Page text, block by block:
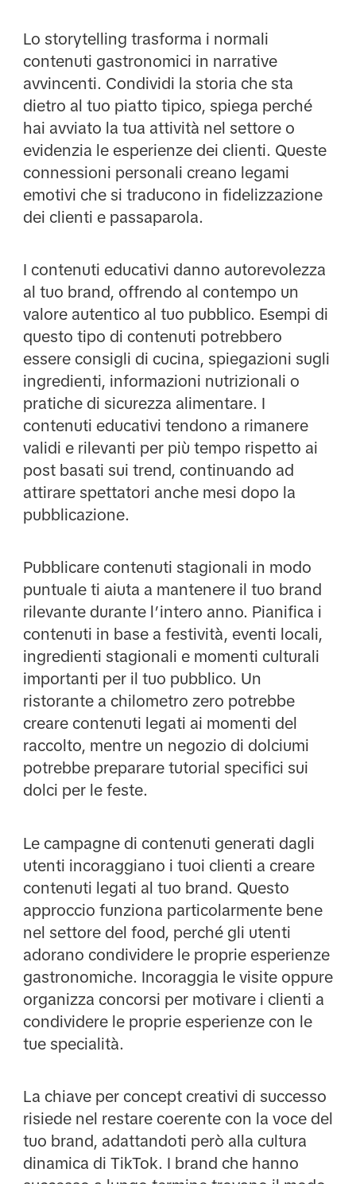
Lo storytelling trasforma i normali
contenuti gastronomici in narrative
avvincenti. Condividi la storia che sta
dietro al tuo piatto tipico, spiega perché
hai avviato la tua attività nel settore o
evidenzia le esperienze dei clienti. Queste
connessioni personali creano legami
emotivi che si traducono in fidelizzazione
dei clienti e passaparola.
I contenuti educativi danno autorevolezza
al tuo brand, offrendo al contempo un
valore autentico al tuo pubblico. Esempi di
questo tipo di contenuti potrebbero
essere consigli di cucina, spiegazioni sugli
ingredienti, informazioni nutrizionali o
pratiche di sicurezza alimentare. I
contenuti educativi tendono a rimanere
validi e rilevanti per più tempo rispetto ai
post basati sui trend, continuando ad
attirare spettatori anche mesi dopo la
pubblicazione.
Pubblicare contenuti stagionali in modo
puntuale ti aiuta a mantenere il tuo brand
rilevante durante l’intero anno. Pianifica i
contenuti in base a festività, eventi locali,
ingredienti stagionali e momenti culturali
importanti per il tuo pubblico. Un
ristorante a chilometro zero potrebbe
creare contenuti legati ai momenti del
raccolto, mentre un negozio di dolciumi
potrebbe preparare tutorial specifici sui
dolci per le feste.
Le campagne di contenuti generati dagli
utenti incoraggiano i tuoi clienti a creare
contenuti legati al tuo brand. Questo
approccio funziona particolarmente bene
nel settore del food, perché gli utenti
adorano condividere le proprie esperienze
gastronomiche. Incoraggia le visite oppure
organizza concorsi per motivare i clienti a
condividere le proprie esperienze con le
tue specialità.
La chiave per concept creativi di successo
risiede nel restare coerente con la voce del
tuo brand, adattandoti però alla cultura
dinamica di TikTok. I brand che hanno